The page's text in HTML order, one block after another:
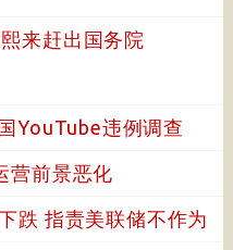
来赶出国务院
YouTube违例调查
营前景恶化
跌 指责美联储不作为